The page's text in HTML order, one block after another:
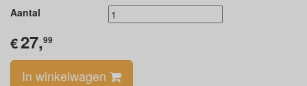
Aantal
€27,99
In winkelwagen